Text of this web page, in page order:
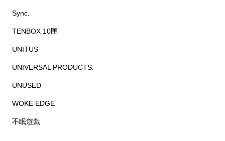
Sync.
TENBOX 10匣
UNITUS
UNIVERSAL PRODUCTS.
UNUSED
WOKE EDGE
不眠遊戯